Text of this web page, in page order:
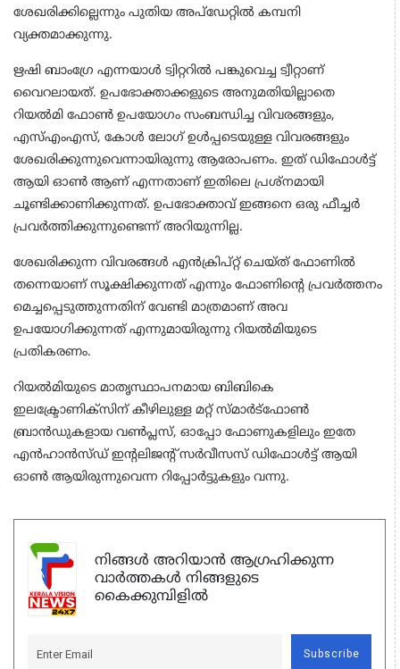
ശേഖരിക്കില്ലെന്നും പുതിയ അപ്‌ഡേറ്റില്‍ കമ്പനി
വ്യക്തമാക്കുന്നു.
ഋഷി ബാംഗ്രേ എന്നയാള്‍ ട്വിറ്ററില്‍ പങ്കുവെച്ച ട്വീറ്റാണ്
വൈറലായത്. ഉപഭോക്താക്കളുടെ അനുമതിയില്ലാതെ
റിയല്‍മി ഫോണ്‍ ഉപയോഗം സംബന്ധിച്ച വിവരങ്ങളും,
എസ്എംഎസ്, കോള്‍ ലോഗ് ഉള്‍പ്പടെയുള്ള വിവരങ്ങളും
ശേഖരിക്കുന്നുവെന്നായിരുന്നു ആരോപണം. ഇത് ഡിഫോള്‍ട്ട്
ആയി ഓണ്‍ ആണ് എന്നതാണ് ഇതിലെ പ്രശ്‌നമായി
ചൂണ്ടിക്കാണിക്കുന്നത്. ഉപഭോക്താവ് ഇങ്ങനെ ഒരു ഫീച്ചര്‍
പ്രവര്‍ത്തിക്കുന്നുണ്ടെന്ന് അറിയുന്നില്ല.
ശേഖരിക്കുന്ന വിവരങ്ങള്‍ എന്‍ക്രിപ്റ്റ് ചെയ്ത് ഫോണില്‍
തന്നെയാണ് സൂക്ഷിക്കുന്നത് എന്നും ഫോണിന്റെ പ്രവര്‍ത്തനം
മെച്ചപ്പെടുത്തുന്നതിന് വേണ്ടി മാത്രമാണ് അവ
ഉപയോഗിക്കുന്നത് എന്നുമായിരുന്നു റിയല്‍മിയുടെ
പ്രതികരണം.
റിയല്‍മിയുടെ മാതൃസ്ഥാപനമായ ബിബികെ
ഇലക്ട്രോണിക്‌സിന് കീഴിലുള്ള മറ്റ് സ്മാര്‍ട്‌ഫോണ്‍
ബ്രാന്‍ഡുകളായ വണ്‍പ്ലസ്, ഓപ്പോ ഫോണുകളിലും ഇതേ
എന്‍ഹാന്‍സ്ഡ് ഇന്റലിജന്റ് സര്‍വീസസ് ഡിഫോള്‍ട്ട് ആയി
ഓണ്‍ ആയിരുന്നുവെന്ന റിപ്പോര്‍ട്ടുകളും വന്നു.
നിങ്ങൾ അറിയാൻ ആഗ്രഹിക്കുന്ന
വാർത്തകൾ നിങ്ങളുടെ
കൈക്കുമ്പിളിൽ
Subscribe